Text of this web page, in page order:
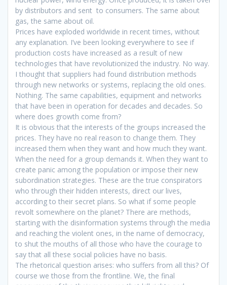
by distributors and sent to consumers. The same about
gas, the same about oil.
Prices have exploded worldwide in recent times, without
any explanation. I’ve been looking everywhere to see if
production costs have increased as a result of new
technologies that have revolutionized the industry. No way.
I thought that suppliers had found distribution methods
through new networks or systems, replacing the old ones.
Nothing. The same capabilities, equipment and networks
that have been in operation for decades and decades. So
where does growth come from?
It is obvious that the interests of the groups increased the
prices. They have no real reason to change them. They
increased them when they want and how much they want.
When the need for a group demands it. When they want to
create panic among the population or impose their new
subordination strategies. These are the true conspirators
who through their hidden interests, direct our lives,
according to their secret plans. So what if some people
revolt somewhere on the planet? There are methods,
starting with the disinformation systems through the media
and reaching the violent ones, in the name of democracy,
to shut the mouths of all those who have the courage to
say that all these social policies have no basis.
The rhetorical question arises: who suffers from all this? Of
course we those from the frontline. We, the final